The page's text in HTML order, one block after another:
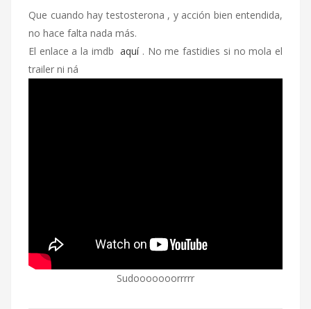
Que cuando hay testosterona , y acción bien entendida,
no hace falta nada más.
El enlace a la imdbaquí. No me fastidies si no mola el
trailer ni ná
Sudooooooorrrrr